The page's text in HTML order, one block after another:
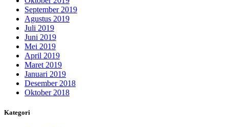
September 2019
Agustus 2019
Juli 2019
Juni 2019
Mei 2019
April 2019
Maret 2019
Januari 2019
Desember 2018
Oktober 2018
Kategori